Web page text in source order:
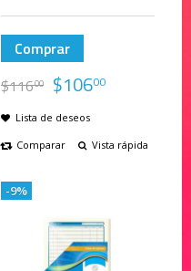
Comprar
$11600 $10600
Lista de deseos
Comparar
Vista rápida
-9%